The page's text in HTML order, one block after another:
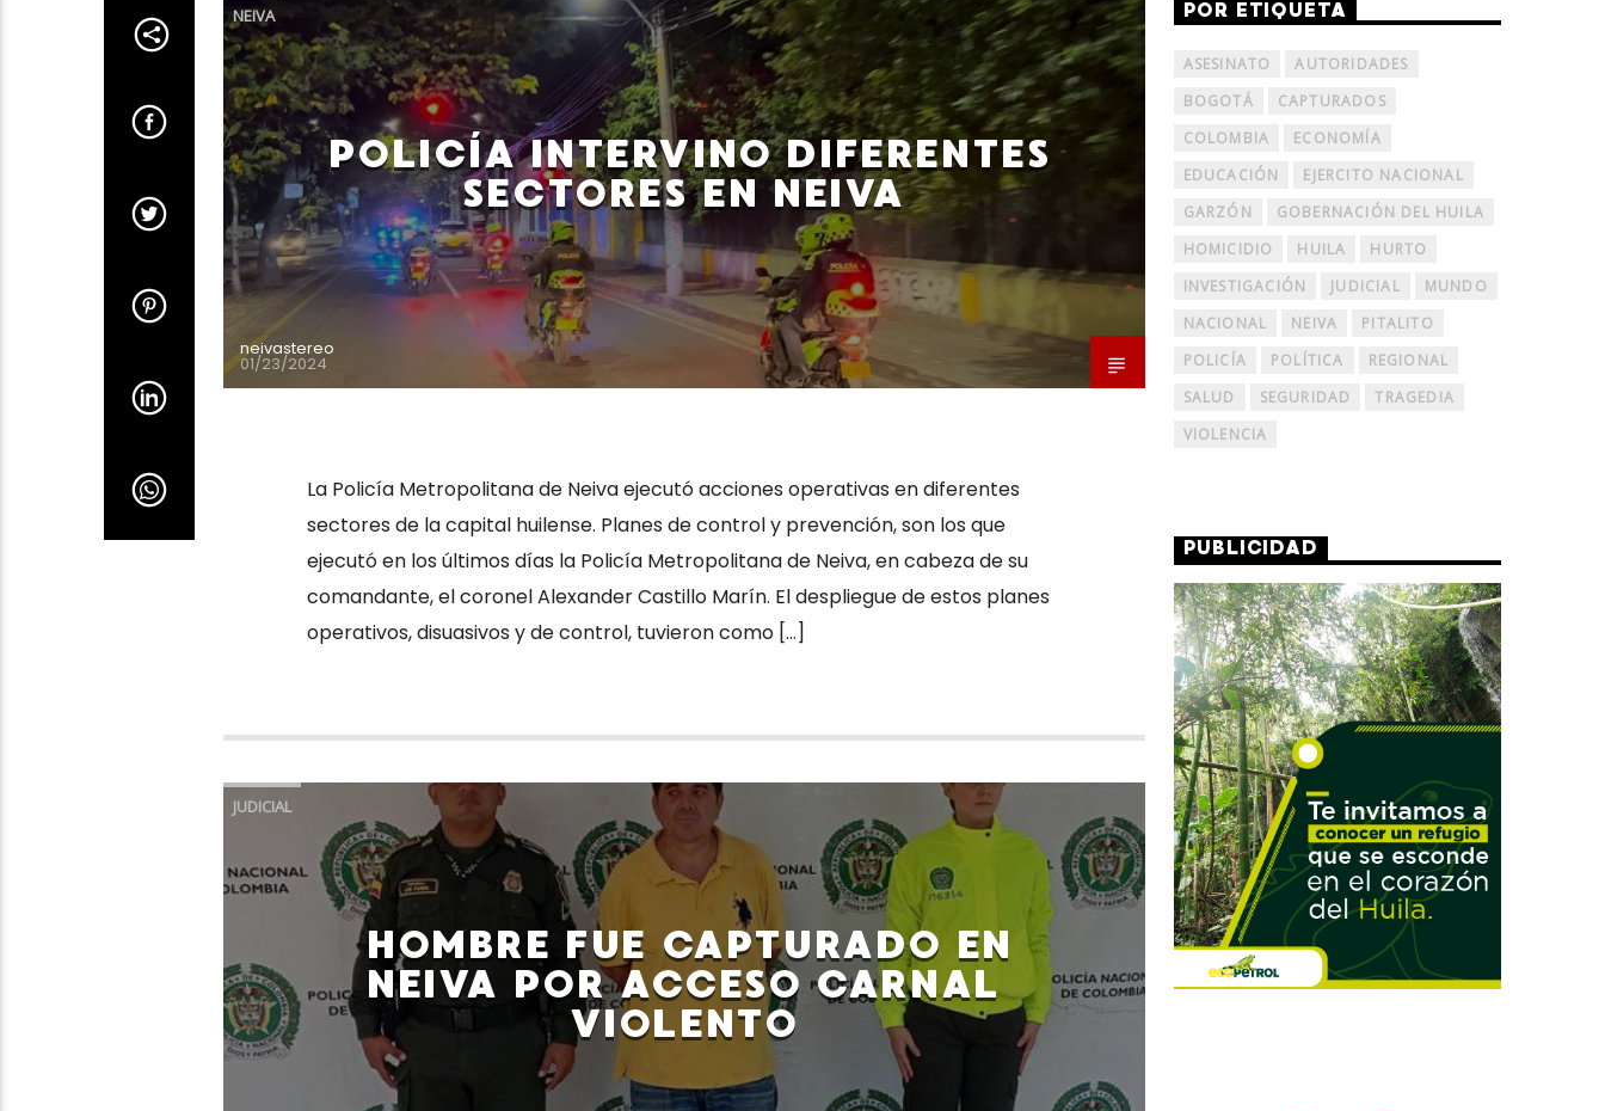
NEIVA
POLICÍA INTERVINO DIFERENTES
SECTORES EN NEIVA
neivastereo
01/23/2024
La Policía Metropolitana de Neiva ejecutó acciones operativas en diferentes
sectores de la capital huilense. Planes de control y prevención, son los que
ejecutó en los últimos días la Policía Metropolitana de Neiva, en cabeza de su
comandante, el coronel Alexander Castillo Marín. El despliegue de estos planes
operativos, disuasivos y de control, tuvieron como […]
JUDICIAL
HOMBRE FUE CAPTURADO EN
NEIVA POR ACCESO CARNAL
VIOLENTO
POR ETIQUETA
ASESINATO
AUTORIDADES
BOGOTÁ
CAPTURADOS
COLOMBIA
ECONOMÍA
EDUCACIÓN
EJERCITO NACIONAL
GARZÓN
GOBERNACIÓN DEL HUILA
HOMICIDIO
HUILA
HURTO
INVESTIGACIÓN
JUDICIAL
MUNDO
NACIONAL
NEIVA
PITALITO
POLICÍA
POLÍTICA
REGIONAL
SALUD
SEGURIDAD
TRAGEDIA
VIOLENCIA
PUBLICIDAD